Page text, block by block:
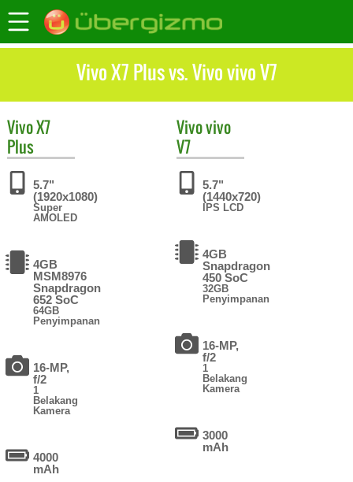
Vivo X7 Plus vs. Vivo vivo V7
VivoX7
Plus
5.7"
(1920x1080)
Super
AMOLED
4GB
MSM8976
Snapdragon
652 SoC
64GB
Penyimpanan
16-MP,
f/2
1
Belakang
Kamera
4000
mAh
Vivovivo
V7
5.7"
(1440x720)
IPS LCD
4GB
Snapdragon
450 SoC
32GB
Penyimpanan
16-MP,
f/2
1
Belakang
Kamera
3000
mAh